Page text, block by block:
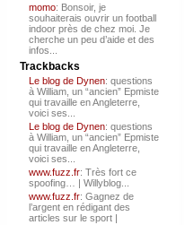
momo: Bonsoir, je
souhaiterais ouvrir un football
indoor près de chez moi. Je
cherche un peu d’aide et des
infos...
Trackbacks
Le blog de Dynen: questions
à William, un “ancien” Epmiste
qui travaille en Angleterre,
voici ses...
Le blog de Dynen: questions
à William, un “ancien” Epmiste
qui travaille en Angleterre,
voici ses...
www.fuzz.fr: Très fort ce
spoofing… | Willyblog...
www.fuzz.fr: Gagnez de
l’argent en rédigant des
articles sur le sport |